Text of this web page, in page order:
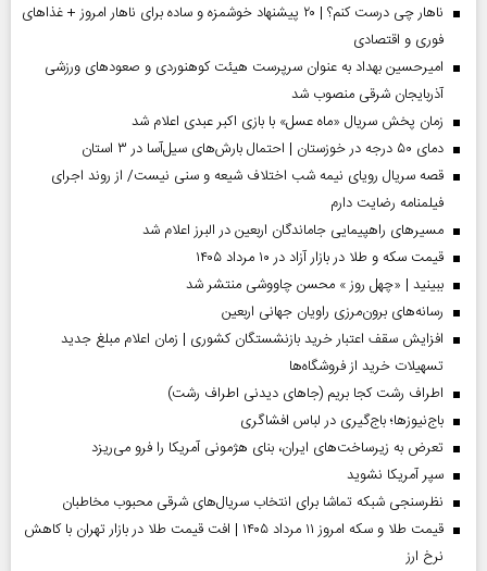
ناهار چی درست کنم؟ | ۲۰ پیشنهاد خوشمزه و ساده برای ناهار امروز + غذاهای
فوری و اقتصادی
امیرحسین بهداد به عنوان سرپرست هیئت کوهنوردی و صعودهای ورزشی
آذربایجان شرقی منصوب شد
زمان پخش سریال «ماه عسل» با بازی اکبر عبدی اعلام شد
دمای ۵۰ درجه در خوزستان | احتمال بارش‌های سیل‌آسا در ۳ استان
قصه سریال رویای نیمه شب اختلاف شیعه و سنی نیست/ از روند اجرای
فیلمنامه رضایت دارم
مسیر‌های راهپیمایی جاماندگان اربعین در البرز اعلام شد
قیمت سکه و طلا در بازار آزاد در ۱۰ مرداد ۱۴۰۵
ببینید | «چهل روز » محسن چاووشی منتشر شد
رسانه‌های برون‌مرزی راویان جهانی اربعین
افزایش سقف اعتبار خرید بازنشستگان کشوری | زمان اعلام مبلغ جدید
تسهیلات خرید از فروشگاه‌ها
اطراف رشت کجا بریم (جاهای دیدنی اطراف رشت)
باج‌نیوزها؛ باج‌گیری در لباس افشاگری
تعرض به زیرساخت‌های ایران، بنای هژمونی آمریکا را فرو می‌ریزد
سپر آمریکا نشوید
نظرسنجی شبکه تماشا برای انتخاب سریال‌های شرقی محبوب مخاطبان
قیمت طلا و سکه امروز ۱۱ مرداد ۱۴۰۵ | افت قیمت طلا در بازار تهران با کاهش
نرخ ارز